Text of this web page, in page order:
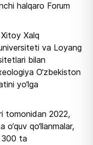
halqaro Forum
Xalq
va Loyang
bilan
O‘zbekiston
yo‘lga
tomonidan 2022,
qo‘llanmalar,
300 ta